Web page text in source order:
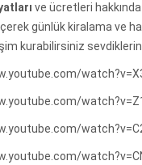
ve ücretleri
günlük kiralama ve
kurabilirsiniz